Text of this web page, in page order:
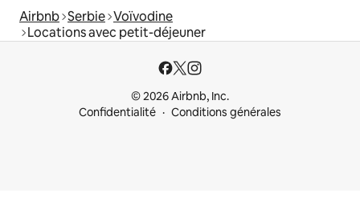
Airbnb Serbie Voïvodine
Locations avec petit-déjeuner
© 2026 Airbnb, Inc.
Confidentialité
Conditions générales